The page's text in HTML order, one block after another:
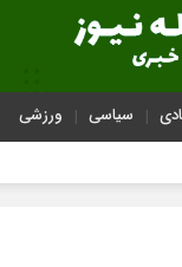
سیاسی ورزشی